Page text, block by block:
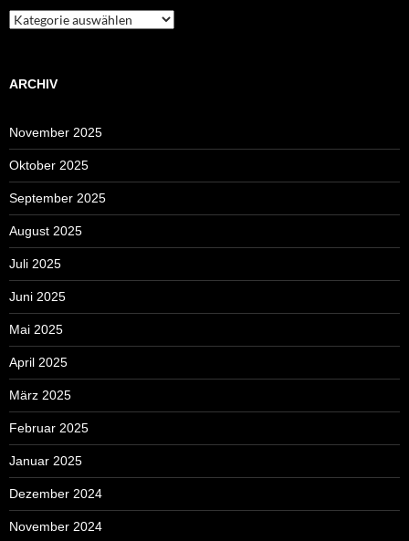
Kategorien
ARCHIV
November 2025
Oktober 2025
September 2025
August 2025
Juli 2025
Juni 2025
Mai 2025
April 2025
März 2025
Februar 2025
Januar 2025
Dezember 2024
November 2024